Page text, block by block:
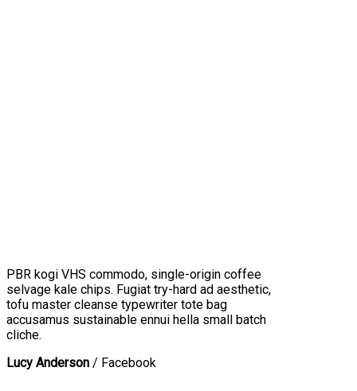
PBR kogi VHS commodo, single-origin coffee
selvage kale chips. Fugiat try-hard ad aesthetic,
tofu master cleanse typewriter tote bag
accusamus sustainable ennui hella small batch
cliche.
Lucy Anderson / Facebook